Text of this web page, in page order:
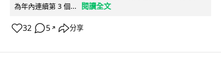
為年內連續第 3 個...
閱讀全文
32 5 ↗ 分享